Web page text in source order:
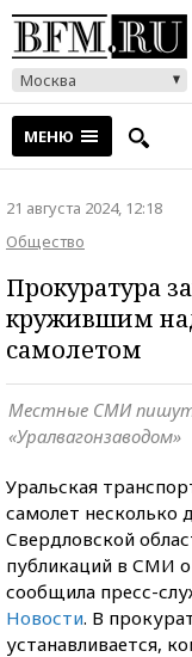
Москва
МЕНЮ
21 августа 2024, 12:18
Общество
Прокуратура
кружившим
самолетом
Местные СМИ
«Уралвагонзаводом»
Уральская
самолет несколько
Свердловской
публикаций в СМИ о
сообщила пресс-
Новости. В
устанавливается,